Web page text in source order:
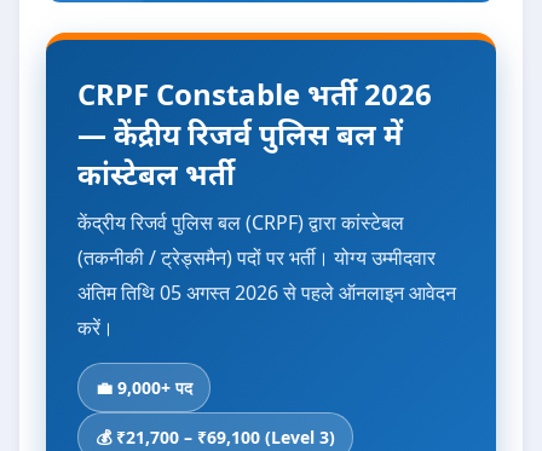
CRPF Constable भर्ती 2026
— केंद्रीय रिजर्व पुलिस बल में
कांस्टेबल भर्ती
केंद्रीय रिजर्व पुलिस बल (CRPF) द्वारा कांस्टेबल
(तकनीकी / ट्रेड्समैन) पदों पर भर्ती। योग्य उम्मीदवार
अंतिम तिथि 05 अगस्त 2026 से पहले ऑनलाइन आवेदन
करें।
💼 9,000+ पद
💰 ₹21,700 – ₹69,100 (Level 3)